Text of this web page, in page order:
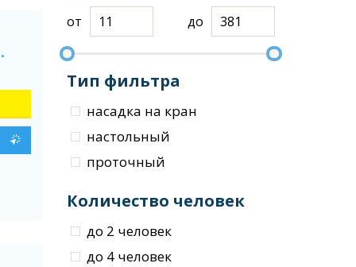
от до
Тип фильтра
насадка на кран
настольный
проточный
Количество человек
до 2 человек
до 4 человек